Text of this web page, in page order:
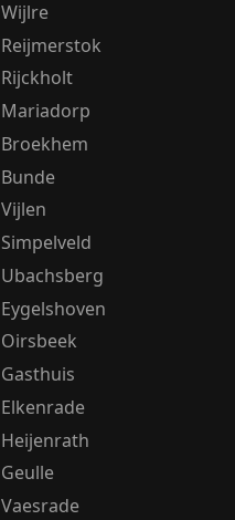
Wijlre
Reijmerstok
Rijckholt
Mariadorp
Broekhem
Bunde
Vijlen
Simpelveld
Ubachsberg
Eygelshoven
Oirsbeek
Gasthuis
Elkenrade
Heijenrath
Geulle
Vaesrade